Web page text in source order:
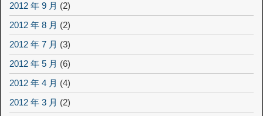
2012 年 9 月 (2)
2012 年 8 月 (2)
2012 年 7 月 (3)
2012 年 5 月 (6)
2012 年 4 月 (4)
2012 年 3 月 (2)